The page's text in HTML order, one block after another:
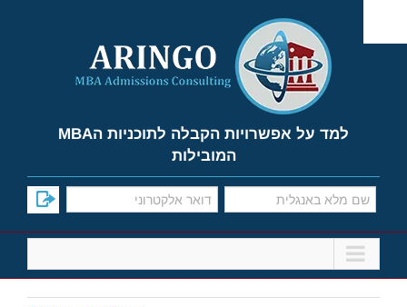
content
למד על אפשרויות הקבלה לתוכניות הMBA
המובילות